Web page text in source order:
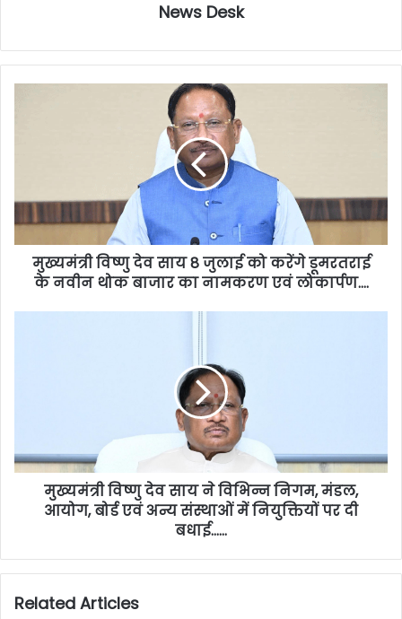
News Desk
मुख्यमंत्री विष्णु देव साय 8 जुलाई को करेंगे डूमरतराई
के नवीन थोक बाजार का नामकरण एवं लोकार्पण….
मुख्यमंत्री विष्णु देव साय ने विभिन्न निगम, मंडल,
आयोग, बोर्ड एवं अन्य संस्थाओं में नियुक्तियों पर दी
बधाई……
Related Articles